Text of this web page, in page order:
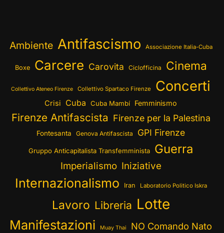
Ambiente Antifascismo Associazione Italia-Cuba
Boxe Carcere Carovita Ciclofficina Cinema
Collettivo Ateneo Firenze Collettivo Spartaco Firenze Concerti
Crisi Cuba Cuba Mambí Femminismo
Firenze Antifascista Firenze per la Palestina
Fontesanta Genova Antifascista GPI Firenze
Gruppo Anticapitalista Transfemminista Guerra
Imperialismo Iniziative
Internazionalismo Iran Laboratorio Politico Iskra
Lavoro Libreria Lotte
Manifestazioni Muay Thai NO Comando Nato